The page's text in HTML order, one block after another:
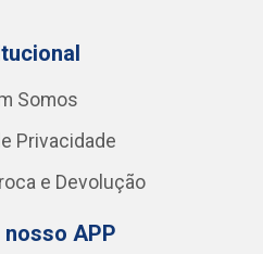
Somos
Privacidade
e Devolução
nosso APP